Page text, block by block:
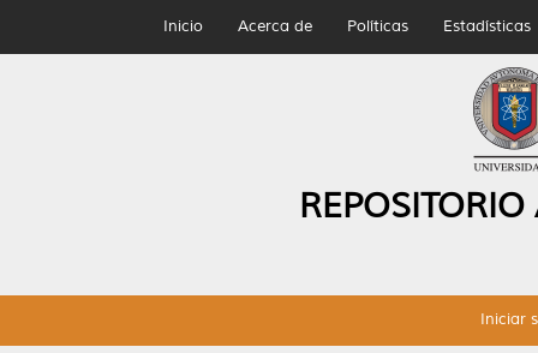
Inicio Acerca de Políticas Estadísticas
Iniciar